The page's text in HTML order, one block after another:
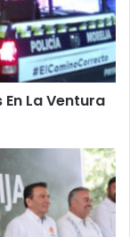
La Ventura